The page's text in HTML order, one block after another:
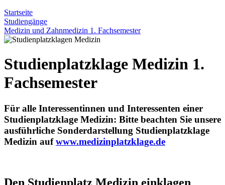
Startseite
Studiengänge
Medizin und Zahnmedizin 1. Fachsemester
Studienplatzklage Medizin 1.
Fachsemester
Für alle Interessentinnen und Interessenten einer
Studienplatzklage Medizin: Bitte beachten Sie unsere
ausführliche Sonderdarstellung Studienplatzklage
Medizin aufwww.medizinplatzklage.de
Den Studienplatz Medizin einklagen